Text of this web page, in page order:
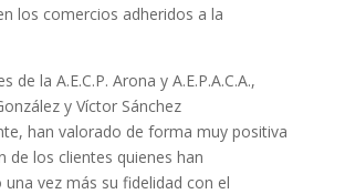
los comercios adheridos a la
de la A.E.C.P. Arona y A.E.P.A.C.A.,
y Víctor Sánchez
han valorado de forma muy positiva
de los clientes quienes han
una vez más su fidelidad con el